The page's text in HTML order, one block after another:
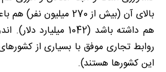
بالای آن (بیش از 270
هم داشته باشد (1042
روابط تجاری موفق با بسیاری از
این کشورها هستند).